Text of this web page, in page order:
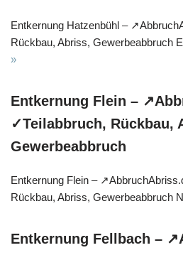
Entkernung Hatzenbühl –
Rückbau, Abriss, Gewerbeabbruch
»
Entkernung Flein –
✓Teilabbruch, Rückbau,
Gewerbeabbruch
Entkernung Flein –
Rückbau, Abriss, Gewerbeabbruch
Entkernung Fellbach –